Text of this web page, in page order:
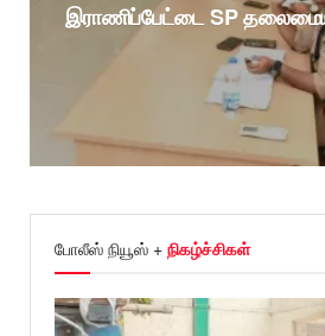
இராணிப்பேட்டை SP
போலீஸ் நியூஸ் + நிகழ்ச்சிகள்